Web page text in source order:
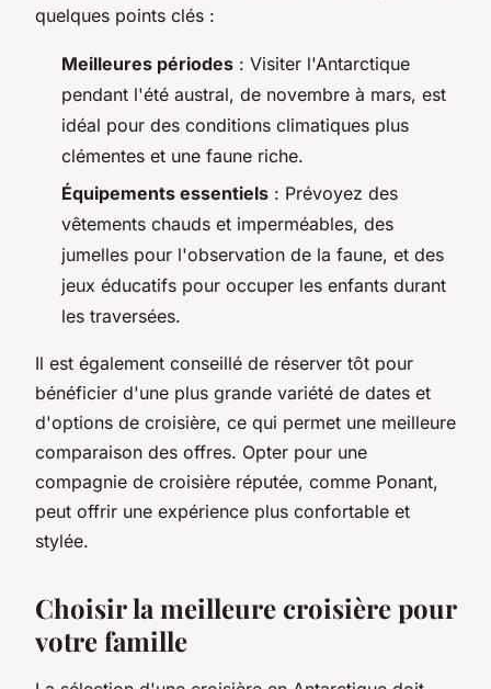
quelques points clés :
Meilleures périodes : Visiter l'Antarctique
pendant l'été austral, de novembre à mars, est
idéal pour des conditions climatiques plus
clémentes et une faune riche.
Équipements essentiels : Prévoyez des
vêtements chauds et imperméables, des
jumelles pour l'observation de la faune, et des
jeux éducatifs pour occuper les enfants durant
les traversées.
Il est également conseillé de réserver tôt pour
bénéficier d'une plus grande variété de dates et
d'options de croisière, ce qui permet une meilleure
comparaison des offres. Opter pour une
compagnie de croisière réputée, comme Ponant,
peut offrir une expérience plus confortable et
stylée.
Choisir la meilleure croisière pour
votre famille